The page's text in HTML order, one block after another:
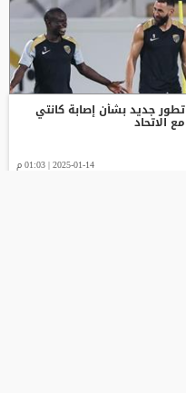
تطور جديد بشأن إصابة كانتي
مع الاتحاد
2025-01-14 | 01:03 م